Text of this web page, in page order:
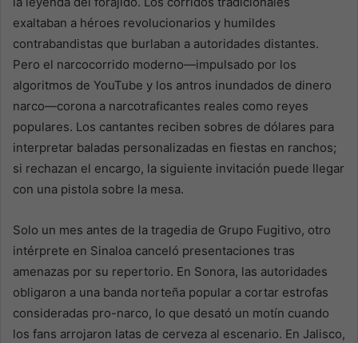
exaltaban a héroes revolucionarios y humildes
contrabandistas que burlaban a autoridades distantes.
Pero el narcocorrido moderno—impulsado por los
algoritmos de YouTube y los antros inundados de dinero
narco—corona a narcotraficantes reales como reyes
populares. Los cantantes reciben sobres de dólares para
interpretar baladas personalizadas en fiestas en ranchos;
si rechazan el encargo, la siguiente invitación puede llegar
con una pistola sobre la mesa.
Solo un mes antes de la tragedia de Grupo Fugitivo, otro
intérprete en Sinaloa canceló presentaciones tras
amenazas por su repertorio. En Sonora, las autoridades
obligaron a una banda norteña popular a cortar estrofas
consideradas pro-narco, lo que desató un motín cuando
los fans arrojaron latas de cerveza al escenario. En Jalisco,